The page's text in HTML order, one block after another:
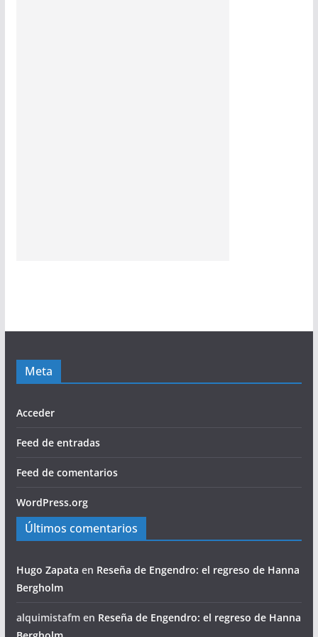
Meta
Acceder
Feed de entradas
Feed de comentarios
WordPress.org
Últimos comentarios
Hugo Zapata en Reseña de Engendro: el regreso de Hanna
Bergholm
alquimistafmen Reseña de Engendro: el regreso de Hanna